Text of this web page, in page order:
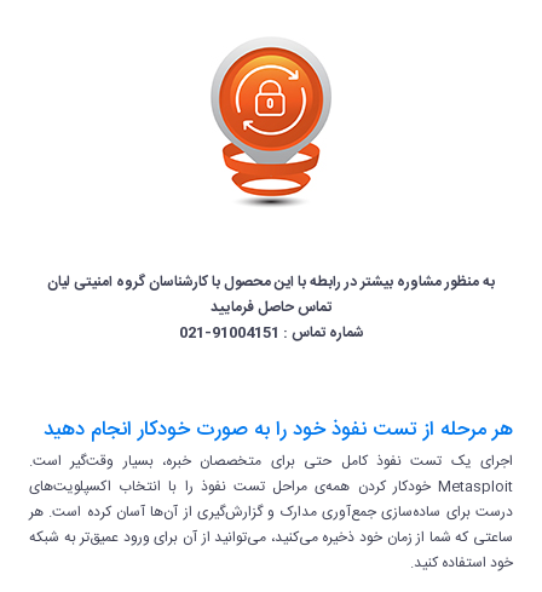
به منظور مشاوره بیشتر در رابطه با این محصول با کارشناسان گروه امنیتی لیان
تماس حاصل فرمایید
شماره تماس : 91004151-021
هر مرحله از تست نفوذ خود را به صورت خودکار انجام دهید
اجرای یک تست نفوذ کامل حتی برای متخصصان خبره، بسیار وقت‌گیر است.
Metasploit خودکار کردن همه‌ی مراحل تست نفوذ را با انتخاب اکسپلویت‌های
درست برای ساده‌سازی جمع‌آوری مدارک و گزارش‌گیری از آن‌ها آسان کرده است. هر
ساعتی که شما از زمان خود ذخیره می‌کنید، می‌توانید از آن برای ورود عمیق‌تر به شبکه
خود استفاده کنید.